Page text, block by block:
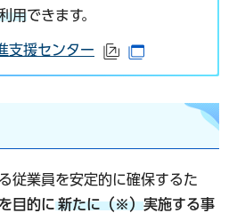
用できます。
支援センター （外部サイトへ
従業員を安定的に確保するた
目的に 新たに（※）実施する事